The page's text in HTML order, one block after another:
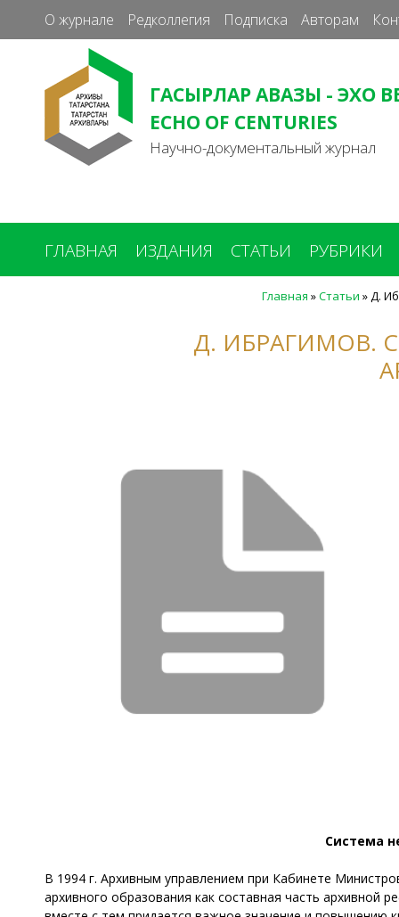
О журнале Редколлегия Подписка Авторам
ГАСЫРЛАР АВАЗЫ - ЭХО
ECHO OF CENTURIES
Научно-документальный журнал
ГЛАВНАЯ ИЗДАНИЯ СТАТЬИ РУБРИКИ
Главная »Статьи »Д.
Д. ИБРАГИМОВ.
Система
В 1994 г. Архивным управлением при Кабинете
архивного образования как составная часть